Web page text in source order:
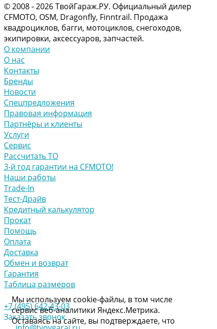
© 2008 - 2026 ТвойГараж.РУ. Официальный дилер
CFMOTO, OSM, Dragonfly, Finntrail. Продажа
квадроциклов, багги, мотоциклов, снегоходов,
экипировки, аксессуаров, запчастей.
О компании
О нас
Контакты
Бренды
Новости
Спецпредложения
Правовая информация
Партнёры и клиенты
Услуги
Сервис
Рассчитать ТО
3-й год гарантии на CFMOTO!
Наши работы
Trade-In
Тест-Драйв
Кредитный калькулятор
Прокат
Помощь
Оплата
Доставка
Обмен и возврат
Гарантия
Таблица размеров
+7 (495) 642-43-03
Заказать звонок
Мы используем cookie-файлы, в том числе
сервис веб-аналитики Яндекс.Метрика.
Оставаясь на сайте, вы подтверждаете, что